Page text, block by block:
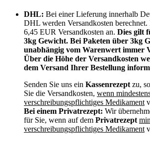
DHL: Bei einer Lieferung innerhalb
DHL werden Versandkosten
6,45 EUR Versandkosten an. Dies gilt
3kg Gewicht. Bei Paketen über 3kg
unabhängig vom Warenwert immer
Über die Höhe der Versandkosten
dem Versand Ihrer Bestellung
Senden Sie uns ein Kassenrezeptzu,
Sie die Versandkosten, wenn
verschreibungspflichtiges Medikament
Bei einem Privatrezept: Wir
für Sie, wenn auf dem Privatrezept
verschreibungspflichtiges Medikament